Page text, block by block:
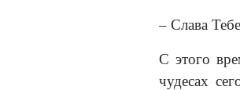
– Слава
С этого
чудесах